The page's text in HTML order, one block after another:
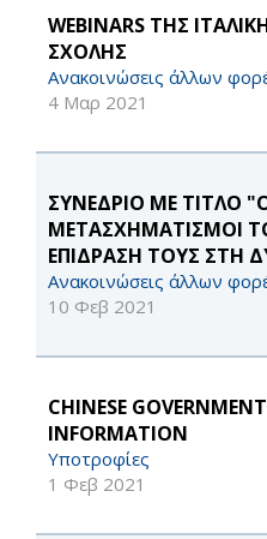
WEBINARS ΤΗΣ
ΣΧΟΛΗΣ
Ανακοινώσεις άλλων
4 Μαρ 2021
ΣΥΝΕΔΡΙΟ ΜΕ ΤΙΤΛΟ
ΜΕΤΑΣΧΗΜΑΤΙΣΜΟΙ
ΕΠΙΔΡΑΣΗ ΤΟΥΣ ΣΤΗ
Ανακοινώσεις άλλων
10 Φεβ 2021
CHINESE
INFORMATION
Υποτροφίες
1 Φεβ 2021